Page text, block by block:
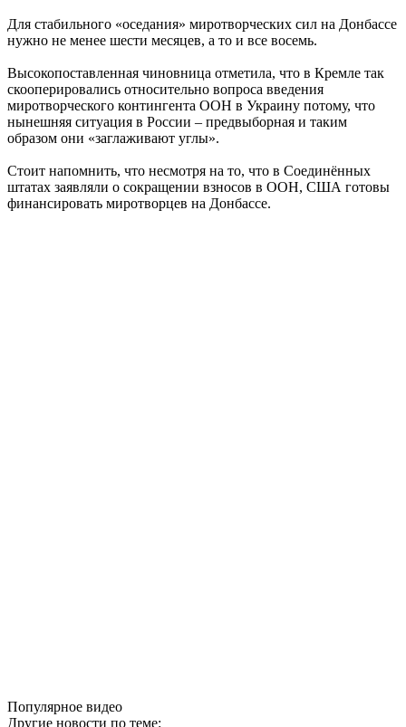
Для стабильного «оседания» миротворческих сил на Донбассе
нужно не менее шести месяцев, а то и все восемь.
Высокопоставленная чиновница отметила, что в Кремле так
скооперировались относительно вопроса введения
миротворческого контингента ООН в Украину потому, что
нынешняя ситуация в России – предвыборная и таким
образом они «заглаживают углы».
Стоит напомнить, что несмотря на то, что в Соединённых
штатах заявляли о сокращении взносов в ООН, США готовы
финансировать миротворцев на Донбассе.
Популярное видео
Другие новости по теме: